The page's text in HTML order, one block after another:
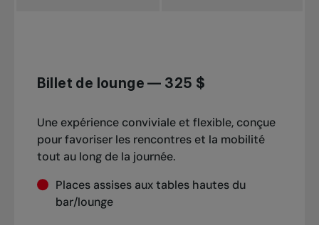
Billet de lounge — 325 $
Une expérience conviviale et flexible, conçue
pour favoriser les rencontres et la mobilité
tout au long de la journée.
Places assises aux tables hautes du
bar/lounge